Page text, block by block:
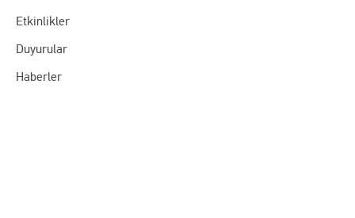
Etkinlikler
Duyurular
Haberler